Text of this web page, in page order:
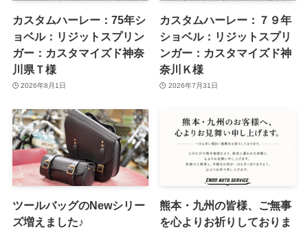
カスタムハーレー：75年シ
ョベル：リジットスプリン
ガー：カスタマイズド神奈
川県Ｔ様
2026年8月1日
カスタムハーレー：７９年
ショベル：リジットスプリ
ンガー：カスタマイズド神
奈川Ｋ様
2026年7月31日
ツールバッグのNewシリー
ズ増えました♪
熊本・九州の皆様、ご無事
を心よりお祈りしておりま